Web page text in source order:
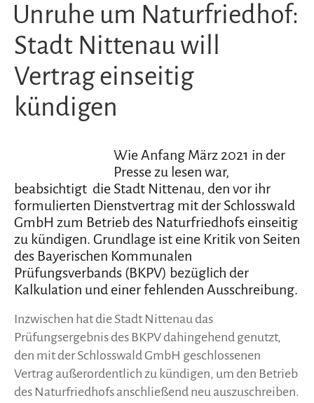
AM
Unruhe um Naturfriedhof:
Stadt Nittenau will
Vertrag einseitig
kündigen
Wie Anfang März 2021 in der
Presse zu lesen war,
beabsichtigt die Stadt Nittenau, den vor ihr
formulierten Dienstvertrag mit der Schlosswald
GmbH zum Betrieb des Naturfriedhofs einseitig
zu kündigen. Grundlage ist eine Kritik von Seiten
des Bayerischen Kommunalen
Prüfungsverbands (BKPV) bezüglich der
Kalkulation und einer fehlenden Ausschreibung.
Inzwischen hat die Stadt Nittenau das
Prüfungsergebnis des BKPV dahingehend genutzt,
den mit der Schlosswald GmbH geschlossenen
Vertrag außerordentlich zu kündigen, um den Betrieb
des Naturfriedhofs anschließend neu auszuschreiben.